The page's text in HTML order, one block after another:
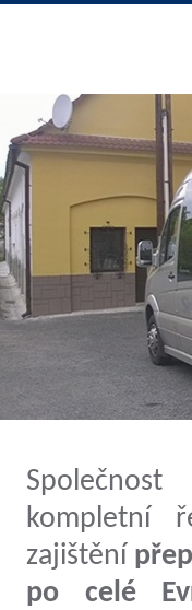
Společnost
kompletní
zajištění
po celé